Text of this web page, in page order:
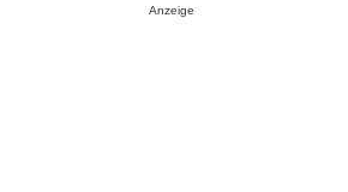
Anzeige